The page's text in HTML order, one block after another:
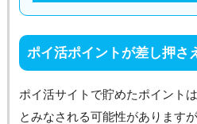
ポイ活ポイントが差し押さ
ポイ活サイトで貯めたポイント
とみなされる可能性があります